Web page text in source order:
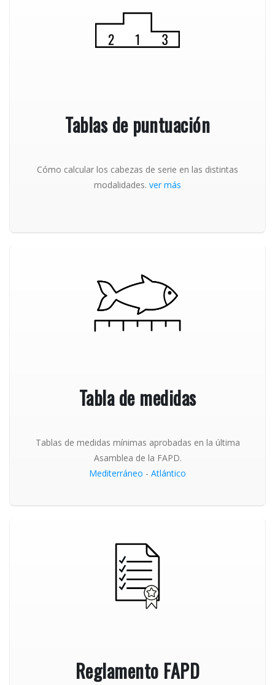
Tablas de puntuación
Cómo calcular los cabezas de serie en las distintas
modalidades. ver más
Tabla de medidas
Tablas de medidas mínimas aprobadas en la última
Asamblea de la FAPD.
Mediterráneo - Atlántico
Reglamento FAPD